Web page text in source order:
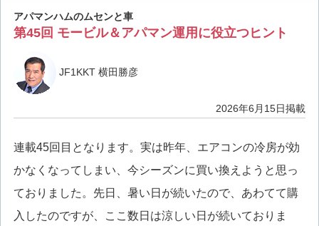
アパマンハムのムセンと車
第45回 モービル＆アパマン運用に役立つヒント
JF1KKT 横田勝彦
2026年6月15日掲載
連載45回目となります。実は昨年、エアコンの冷房が効
かなくなってしまい、今シーズンに買い換えようと思っ
ておりました。先日、暑い日が続いたので、あわてて購
入したのですが、ここ数日は涼しい日が続いておりま